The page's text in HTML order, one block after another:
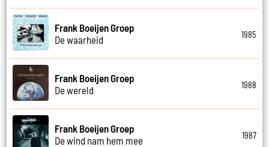
Frank Boeijen Groep
De waarheid
1985
Frank Boeijen Groep
De wereld
1988
Frank Boeijen Groep
De wind nam hem mee
1987